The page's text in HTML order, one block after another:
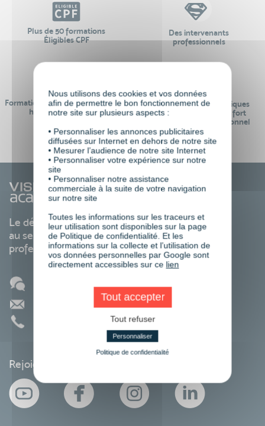
Plus de 50 formations
Éligibles CPF
Des intervenants
professionnels
Formations réalisables pendant ou
hors temps de travail
Des contenus pédagogiques
« de pointe » et en lien fort
avec le monde professionnel
Le développement des compétences
au service de votre carrière
professionnelle
Rejoignez-nous sur les réseaux sociaux
Nous utilisons des cookies et vos données
afin de permettre le bon fonctionnement de
notre site sur plusieurs aspects :
• Personnaliser les annonces publicitaires
diffusées sur Internet en dehors de notre site
• Mesurer l’audience de notre site Internet
• Personnaliser votre expérience sur notre
site
• Personnaliser notre assistance
commerciale à la suite de votre navigation
sur notre site
Toutes les informations sur les traceurs et
leur utilisation sont disponibles sur la page
de Politique de confidentialité. Et les
informations sur la collecte et l’utilisation de
vos données personnelles par Google sont
directement accessibles sur ce lien
Tout accepter
Tout refuser
Personnaliser
Politique de confidentialité